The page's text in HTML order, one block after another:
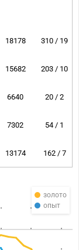
18178 310 / 19
15682 203 / 10
6640 20 / 2
7302 54 / 1
13174 162 / 7
золото
опыт